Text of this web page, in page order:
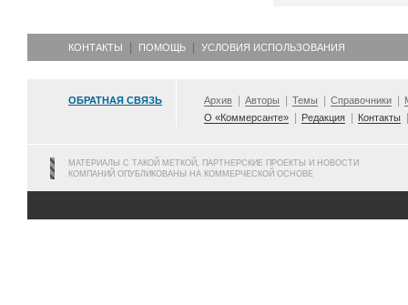
КОНТАКТЫ ПОМОЩЬ УСЛОВИЯ ИСПОЛЬЗОВАНИЯ
ОБРАТНАЯ СВЯЗЬ Архив Авторы Темы Справочники
О «Коммерсанте»
Редакция Контакты
МАТЕРИАЛЫ С ТАКОЙ МЕТКОЙ, ПАРТНЕРСКИЕ ПРОЕКТЫ И НОВОСТИ
КОМПАНИЙ ОПУБЛИКОВАНЫ НА КОММЕРЧЕСКОЙ ОСНОВЕ